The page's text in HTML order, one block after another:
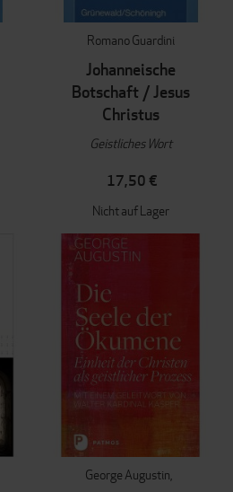
Romano Guardini
Johanneische
Botschaft / Jesus
Christus
Geistliches Wort
17,50 €
Nicht auf Lager
George Augustin